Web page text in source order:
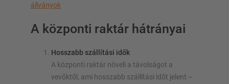
állványok
A központi raktár hátrányai
Hosszabb szállítási idők
A központi raktár növeli a távolságot a
vevőktől, ami hosszabb szállítási időt jelent –